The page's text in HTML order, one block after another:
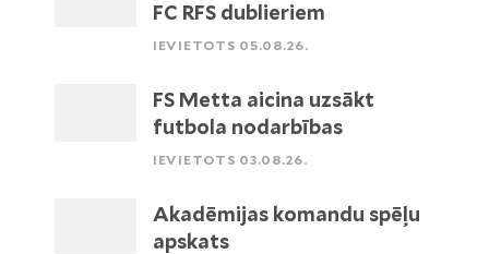
FC RFS dublieriem
IEVIETOTS 05.08.26.
FS Metta aicina uzsākt
futbola nodarbības
IEVIETOTS 03.08.26.
Akadēmijas komandu spēļu
apskats